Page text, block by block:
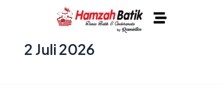
2 Juli 2026